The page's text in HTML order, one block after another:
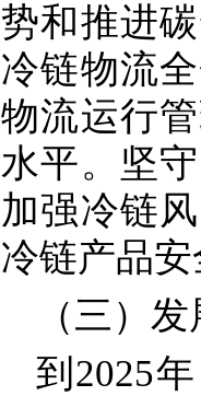
势和推进
冷链物流
物流运行
水平。坚
加强冷链
冷链产品
（三）
到2025